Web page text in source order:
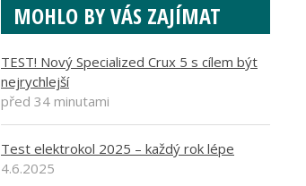
MOHLO BY VÁS ZAJÍMAT
TEST! Nový Specialized Crux 5 s cílem být
nejrychlejší
před 34 minutami
Test elektrokol 2025 – každý rok lépe
4.6.2025